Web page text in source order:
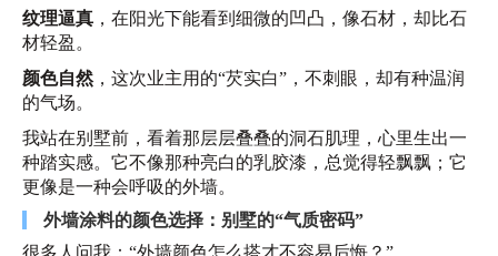
纹理逼真 ，在阳光下能看到细微的凹凸，像石材，却比石
材轻盈。
颜色自然，这次业主用的“芡实白”，不刺眼，却有种温润
的气场。
我站在别墅前，看着那层层叠叠的洞石肌理，心里生出一
种踏实感。它不像那种亮白的乳胶漆，总觉得轻飘飘；它
更像是一种会呼吸的外墙。
外墙涂料的颜色选择：别墅的“气质密码”
很多人问我：“外墙颜色怎么搭才不容易后悔？”